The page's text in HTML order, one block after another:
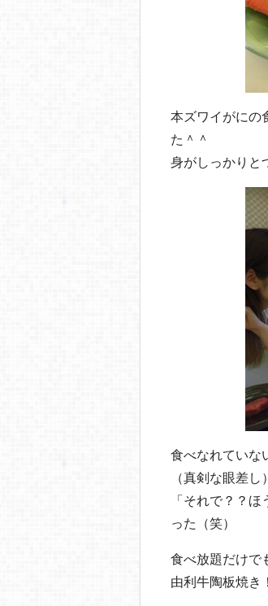
本ズワイがにの
た＾＾
身がしっかりと
食べなれていな
（真剣な眼差し）
「それで？？
った（笑）
食べ放題だけで
由利牛陶板焼き